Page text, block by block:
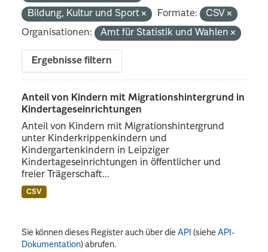
Bildung, Kultur und Sport
Formate:
CSV
Organisationen:
Amt für Statistik und Wahlen
Ergebnisse filtern
Anteil von Kindern mit Migrationshintergrund in
Kindertageseinrichtungen
Anteil von Kindern mit Migrationshintergrund
unter Kinderkrippenkindern und
Kindergartenkindern in Leipziger
Kindertageseinrichtungen in öffentlicher und
freier Trägerschaft...
CSV
Sie können dieses Register auch über dieAPI (sieheAPI-
Dokumentation) abrufen.